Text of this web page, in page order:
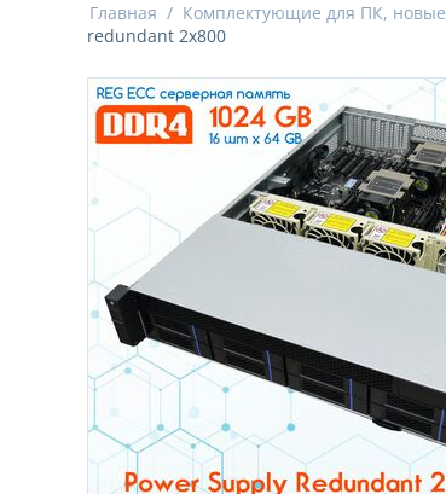
Главная / Комплектующие для ПК, новые
redundant 2x800